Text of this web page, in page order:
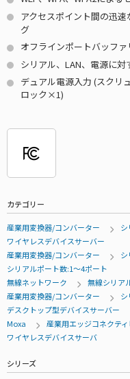
アクセスポイント間の迅
グ
オフラインポートバッフ
シリアル、LAN、電源に
デュアル電源入力 (スクリ
ロック×1)
カテゴリー
産業用変換器/コンバーター
ワイヤレスデバイスサーバー
産業用変換器/コンバーター
シリアルポート数:1～4ポート
無線ネットワーク
無線シリア
産業用変換器/コンバーター
デスクトップ型デバイスサーバー
Moxa
産業用エッジコネクティ
ワイヤレスデバイスサーバ
シリーズ